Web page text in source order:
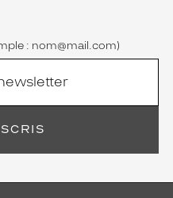
: nom@mail.com)